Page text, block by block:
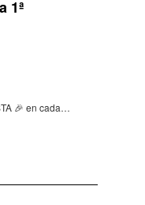
1ª
🎉 en cada…